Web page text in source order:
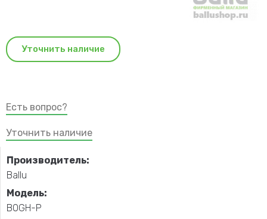
Уточнить наличие
Есть вопрос?
Уточнить наличие
Производитель:
Ballu
Модель:
BOGH-P